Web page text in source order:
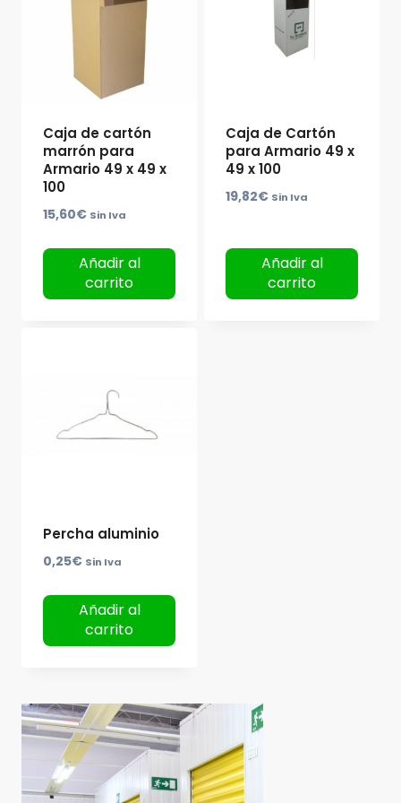
Caja de cartón
marrón para
Armario 49 x 49 x
100
15,60€ Sin Iva
Añadir al
carrito
Caja de Cartón
para Armario 49 x
49 x 100
19,82€ Sin Iva
Añadir al
carrito
Percha aluminio
0,25€ Sin Iva
Añadir al
carrito